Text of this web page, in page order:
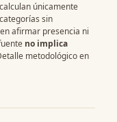
únicamente
sin
afirmar presencia ni
no implica
metodológico en